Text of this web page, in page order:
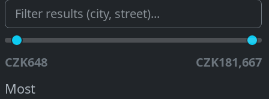
CZK648 CZK181,667
Most